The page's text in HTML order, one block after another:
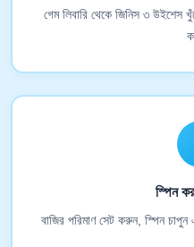
গেম লিবারি থেকে জিনিস ৩ উইশেস
স্পিন
বাজির পরিমাণ সেট করুন, স্পিন চাপুন